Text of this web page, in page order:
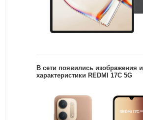
В сети появились изображения и
характеристики REDMI 17C 5G